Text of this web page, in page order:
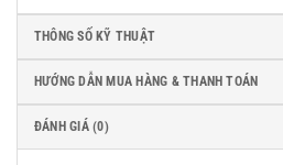
THÔNG SỐ KỸ THUẬT
HƯỚNG DẪN MUA HÀNG & THANH TOÁN
ĐÁNH GIÁ (0)